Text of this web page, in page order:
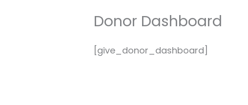
Donor Dashboard
[give_donor_dashboard]